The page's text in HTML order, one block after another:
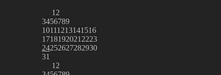
1 2
3456789
10111213141516
1718192021 2223
24252627282930
31
1 2